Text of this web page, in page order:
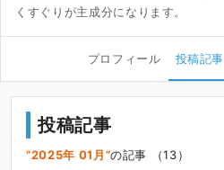
くすぐりが主成分になります。
プロフィール 投稿記事
投稿記事
2025年 01月 の記事 （13）